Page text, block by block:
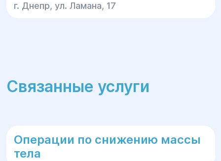
г. Днепр, ул. Ламана, 17
Связанные услуги
Операции по снижению массы
тела